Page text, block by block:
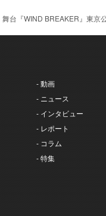
台『WIND BREAKER』東京
- 動画
- ニュース
- インタビュー
- レポート
- コラム
- 特集